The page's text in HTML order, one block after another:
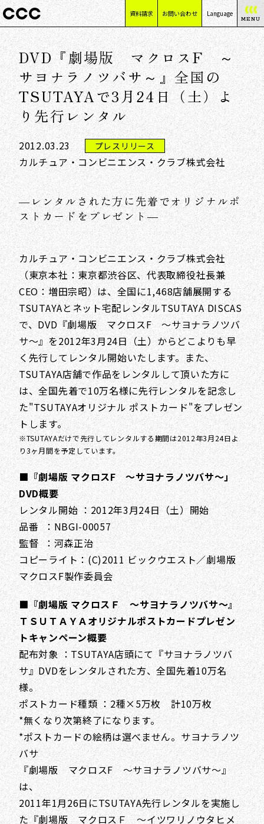
資料請求 お問い合わせ Language
日本語
English
简体中文
繁體中文
MENU
DVD『劇場版 マクロスF ～
サヨナラノツバサ～』全国の
TSUTAYAで3月24日（土）よ
り先行レンタル
2012.03.23 プレスリリース
カルチュア・コンビニエンス・クラブ株式会社
―レンタルされた方に先着でオリジナルポ
ストカードをプレゼント―
カルチュア・コンビニエンス・クラブ株式会社
（東京本社：東京都渋谷区、代表取締役社長兼
CEO：増田宗昭）は、全国に1,468店舗展開する
TSUTAYAとネット宅配レンタルTSUTAYA DISCAS
で、DVD『劇場版 マクロスF ～サヨナラノツバ
サ～』を2012年3月24日（土）からどこよりも早
く先行してレンタル開始いたします。また、
TSUTAYA店舗で作品をレンタルして頂いた方に
は、全国先着で10万名様に先行レンタルを記念し
た"TSUTAYAオリジナル ポストカード"をプレゼン
トします。
※TSUTAYAだけで先行してレンタルする期間は2012年3月24日よ
り3ヶ月間を予定しています。
■『劇場版 マクロスF ～サヨナラノツバサ～」
DVD概要
レンタル開始 ：2012年3月24日（土）開始
品番 ：NBGI-00057
監督 ：河森正治
コピーライト：(C)2011 ビックウエスト／劇場版
マクロスF製作委員会
■『劇場版 マクロスＦ ～サヨナラノツバサ～』
ＴＳＵＴＡＹＡオリジナルポストカードプレゼン
トキャンペーン概要
配布対象 ：TSUTAYA店頭にて『サヨナラノツバ
サ』DVDをレンタルされた方、全国先着10万名
様。
ポストカード種類 ：2種×5万枚 計10万枚
*無くなり次第終了になります。
*ポストカードの絵柄は選べません。サヨナラノツ
バサ
『劇場版 マクロスF ～サヨナラノツバサ～』
は、
2011年1月26日にTSUTAYA先行レンタルを実施し
た『劇場版 マクロスＦ ～イツワリノウタヒメ